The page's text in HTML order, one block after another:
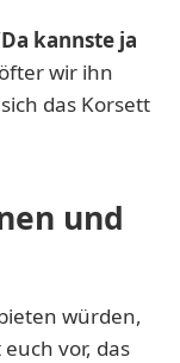
kannste ja
wir ihn
das Korsett
und
würden,
vor, das